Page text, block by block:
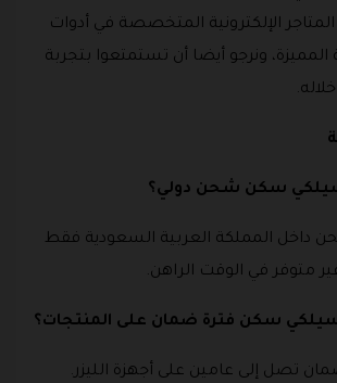
الإلكترونية المتخصصة في أدوات
المميزة، ونرجو أيضا أن تستمتعوا بتجربة
سكن شحن دولي؟
داخل المملكة العربية السعودية فقط
متوفر في الوقت الراهن.
سكن فترة ضمان على المنتجات؟
تصل إلى عامين على أجهزة الليزر.